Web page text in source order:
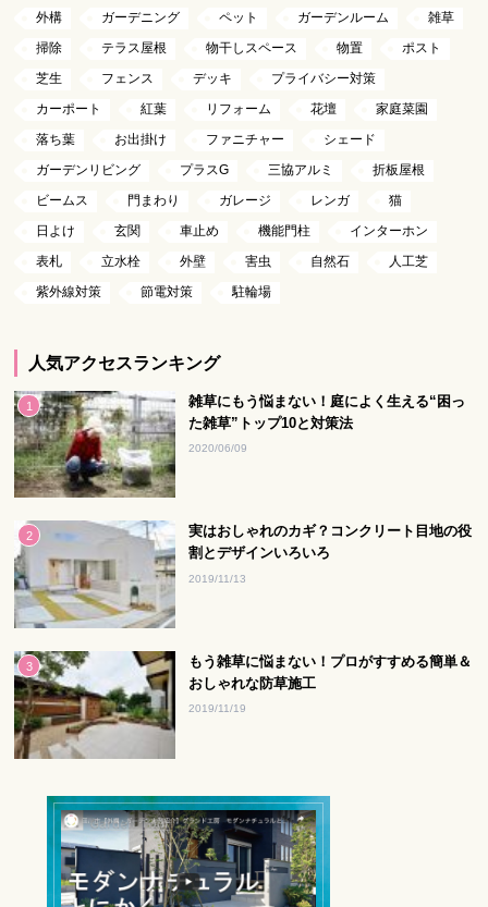
外構
ガーデニング ペット ガーデンルーム
雑草
掃除
テラス屋根 物干しスペース 物置
ポスト
芝生
フェンス デッキ
プライバシー対策
カーポート
紅葉 リフォーム 花壇
家庭菜園
落ち葉
お出掛け ファニチャー
シェード
ガーデンリビング
プラスG 三協アルミ
折板屋根
ビームス
門まわり ガレージ レンガ
猫
日よけ
玄関 車止め 機能門柱
インターホン
表札
立水栓 外壁 害虫 自然石
人工芝
紫外線対策
節電対策 駐輪場
人気アクセスランキング
雑草にもう悩まない！庭によく生える“困っ
た雑草”トップ10と対策法
2020/06/09
実はおしゃれのカギ？コンクリート目地の役
割とデザインいろいろ
2019/11/13
もう雑草に悩まない！プロがすすめる簡単＆
おしゃれな防草施工
2019/11/19